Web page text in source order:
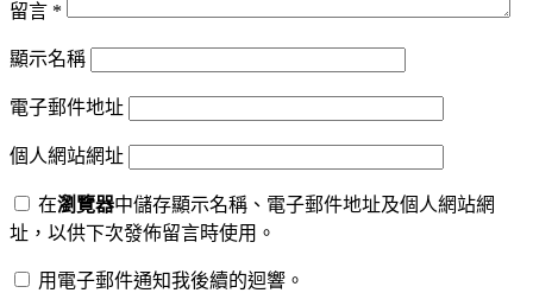
留言 *
顯示名稱
電子郵件地址
個人網站網址
在瀏覽器中儲存顯示名稱、電子郵件地址及個人網站網
址，以供下次發佈留言時使用。
用電子郵件通知我後續的迴響。